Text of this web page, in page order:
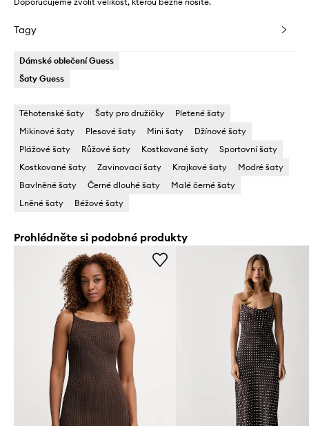
Tagy
Dámské oblečení Guess
Šaty Guess
Těhotenské šaty Šaty pro družičky
Pletené šaty
Mikinové šaty
Plesové šaty Mini šaty
Džínové šaty
Plážové šaty
Růžové šaty Kostkované šaty
Sportovní šaty
Kostkované šaty
Zavinovací šaty Krajkové šaty
Modré šaty
Bavlněné šaty
Černé dlouhé šaty
Malé černé šaty
Lněné šaty
Béžové šaty
Prohlédněte si podobné produkty